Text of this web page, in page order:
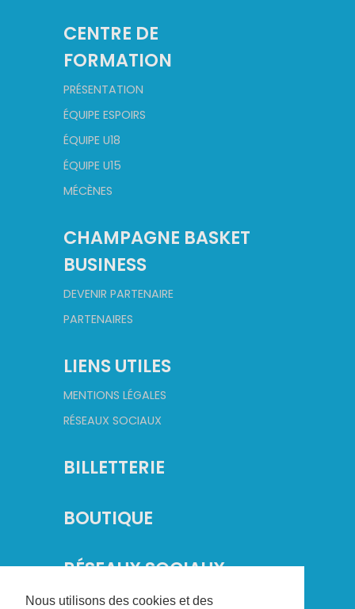
Nous utilisons des cookies et des
CENTRE DE
FORMATION
PRÉSENTATION
ÉQUIPE ESPOIRS
ÉQUIPE U18
ÉQUIPE U15
MÉCÈNES
CHAMPAGNE BASKET
BUSINESS
DEVENIR PARTENAIRE
PARTENAIRES
LIENS UTILES
MENTIONS LÉGALES
RÉSEAUX SOCIAUX
BILLETTERIE
BOUTIQUE
RÉSEAUX SOCIAUX